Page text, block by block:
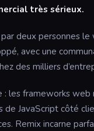
très sérieux.
deux personnes
avec une
des milliers
: les frameworks web
de JavaScript côté
Remix incarne